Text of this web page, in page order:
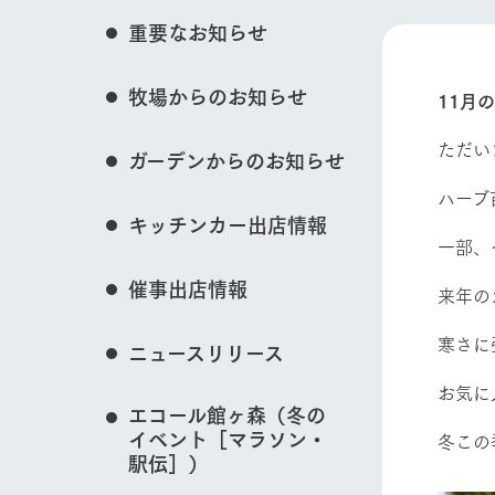
50周年ヒス
記念し、これま
た。（動画サイ
交通アクセス
団体のお客様へ
ペットをお連れのお客様へ
花のある美しい
わりを存分に味わ
レストラン
牧場の生産品を
い、ビュッフェス
周遊バス
牧場内を巡る周
動物とふれあう
営業時間・料金
11月
ただ
ハー
一部
来年
寒さ
お気
冬こ
重要なお知らせ
牧場からのお知らせ
ガーデンからのお知らせ
キッチンカー出店情報
催事出店情報
ニュースリリース
エコール館ヶ森（冬の
イベント［マラソン・
駅伝］）